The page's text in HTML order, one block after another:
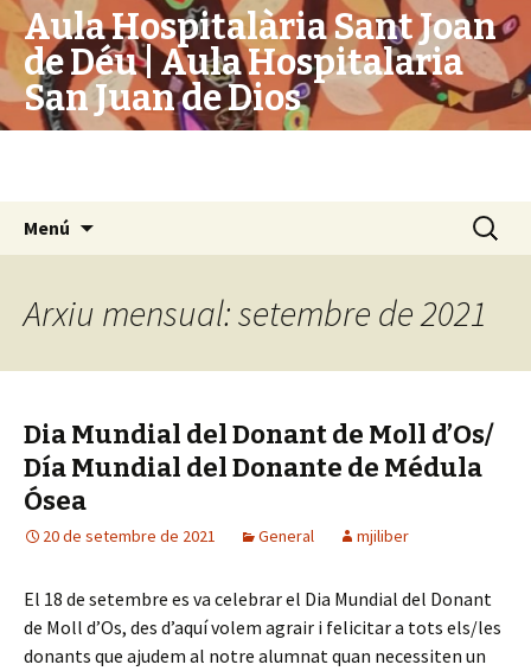
Aula Hospitalària Sant Joan
de Déu | Aula Hospitalaria
San Juan de Dios
Menú Cerca:
Arxiu mensual: setembre de 2021
Dia Mundial del Donant de Moll d’Os/
Día Mundial del Donante de Médula
Ósea
20 de setembre de 2021 General mjiliber
El 18 de setembre es va celebrar el Dia Mundial del Donant
de Moll d’Os, des d’aquí volem agrair i felicitar a tots els/les
donants que ajudem al notre alumnat quan necessiten un